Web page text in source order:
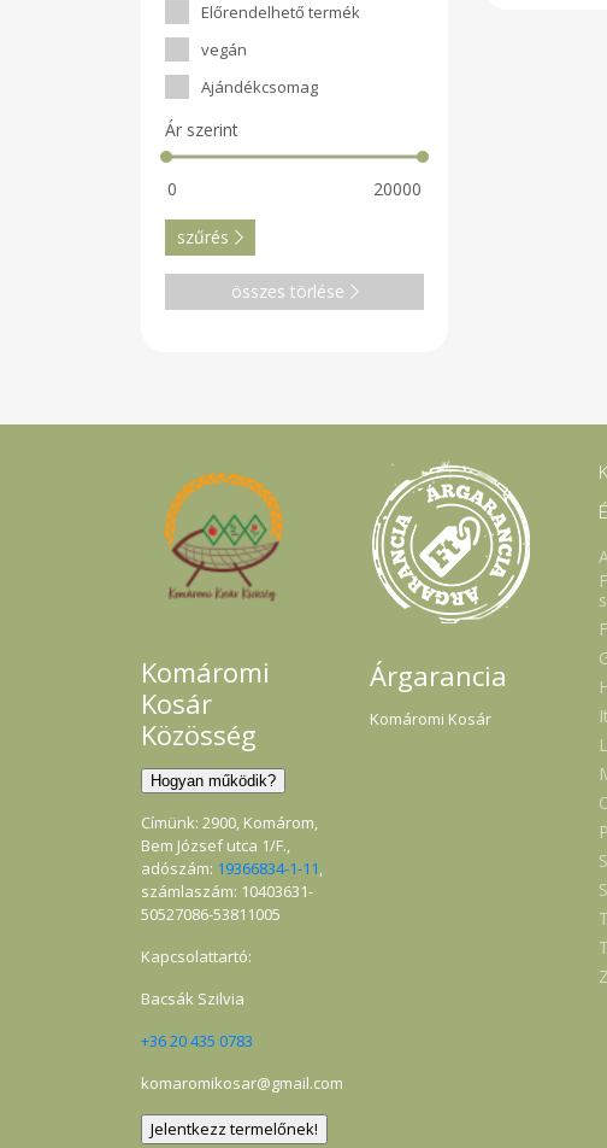
Előrendelhető termék
vegán
Ajándékcsomag
Ár szerint
szűrés
összes törlése
Komáromi
Kosár
Közösség
Címünk: 2900, Komárom,
Bem József utca 1/F.,
adószám: 19366834-1-11,
számlaszám: 10403631-
50527086-53811005
Kapcsolattartó:
Bacsák Szilvia
+36 20 435 0783
komaromikosar@gmail.com
Árgarancia
Komáromi Kosár